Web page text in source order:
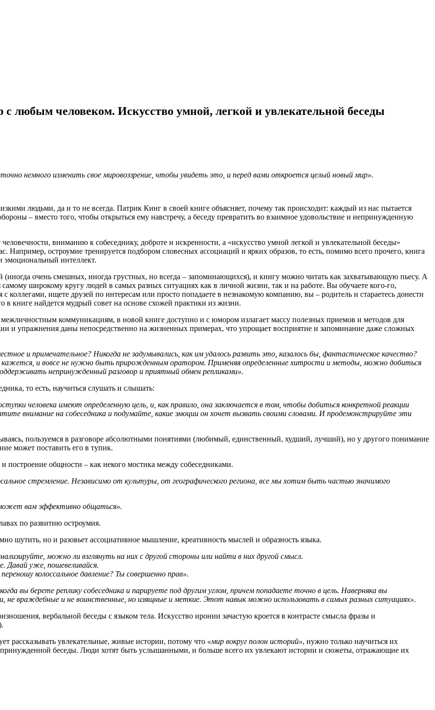
с любым человеком. Искусство умной, легкой и увлекательной беседы
немного изменить свое мировоззрение, чтобы увидеть это, и перед вами откроется целый новый мир».
людьми, да и то не всегда. Патрик Кинг в своей книге объясняет, почему так происходит: каждый из нас пытается
– вместо того, чтобы открыться ему навстречу, а беседу превратить во взаимное удовольствие и непринужденную
человечности, вниманию к собеседнику, доброте и искренности, а «искусство умной легкой и увлекательной беседы»
Например, остроумие тренируется подбором словесных ассоциаций и ярких образов, то есть, помимо всего прочего, книга
эмоциональный интеллект.
очень смешных, иногда грустных, но всегда – запоминающихся), и книгу можно читать как захватывающую пьесу. А
широкому кругу людей в самых разных ситуациях как в личной жизни, так и на работе. Вы обучаете кого-го,
коллегами, ищете друзей по интересам или просто попадаете в незнакомую компанию, вы – родитель и стараетесь донести
книге найдется мудрый совет на основе схожей практики из жизни.
коммуникациям, в новой книге доступно и с юмором излагает массу полезных приемов и методов для
и упражнения даны непосредственно на жизненных примерах, что упрощает восприятие и запоминание даже сложных
и примечательное? Никогда не задумывались, как им удалось развить это, казалось бы, фантастическое качество?
и вовсе не нужно быть прирожденным оратором. Применяя определенные хитрости и методы, можно добиться
непринужденный разговор и приятный обмен репликами».
то есть, научиться слушать и слышать:
человека имеют определенную цель, и, как правило, она заключается в том, чтобы добиться конкретной реакции
внимание на собеседника и подумайте, какие эмоции он хочет вызвать своими словами. И продемонстрируйте эти
пользуемся в разговоре абсолютными понятиями (любимый, единственный, худший, лучший), но у другого понимание
может поставить его в тупик.
и построение общности – как некого мостика между собеседниками.
стремление. Независимо от культуры, от географического региона, все мы хотим быть частью значимого
вам эффективно общаться».
по развитию остроумия.
шутить, но и разовьет ассоциативное мышление, креативность мыслей и образность языка.
можно ли взглянуть на них с другой стороны или найти в них другой смысл.
Давай уже, пошевеливайся.
колоссальное давление? Ты совершенно прав».
вы берете реплику собеседника и парируете под другим углом, причем попадаете точно в цель. Наверняка вы
не враждебные и не воинственные, но изящные и меткие. Этот навык можно использовать в самых разных ситуациях».
вербальной беседы с языком тела. Искусство иронии зачастую кроется в контрасте смысла фразы и
рассказывать увлекательные, живые истории, потому что «мир вокруг полон историй», нужно только научиться их
беседы. Люди хотят быть услышанными, и больше всего их увлекают истории и сюжеты, отражающие их